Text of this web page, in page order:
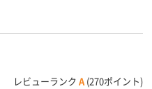
レビューランク A (270ポイント)